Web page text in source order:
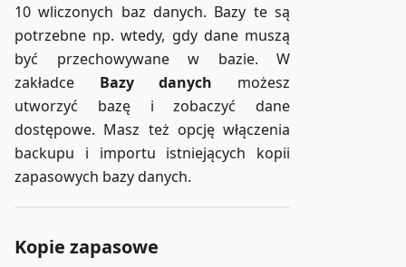
10 wliczonych baz danych. Bazy te są
potrzebne np. wtedy, gdy dane muszą
być przechowywane w bazie. W
zakładce Bazy danych możesz
utworzyć bazę i zobaczyć dane
dostępowe. Masz też opcję włączenia
backupu i importu istniejących kopii
zapasowych bazy danych.
Kopie zapasowe